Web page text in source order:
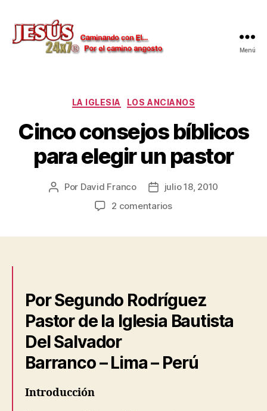
Menú
Categorías
LA IGLESIA LOS ANCIANOS
Cinco consejos bíblicos
para elegir un pastor
Autor
Por David Franco
Fecha
de
julio 18, 2010
2 comentariosen
pastor
Por Segundo Rodríguez
Pastor de la Iglesia Bautista
Del Salvador
Barranco – Lima – Perú
Introducción